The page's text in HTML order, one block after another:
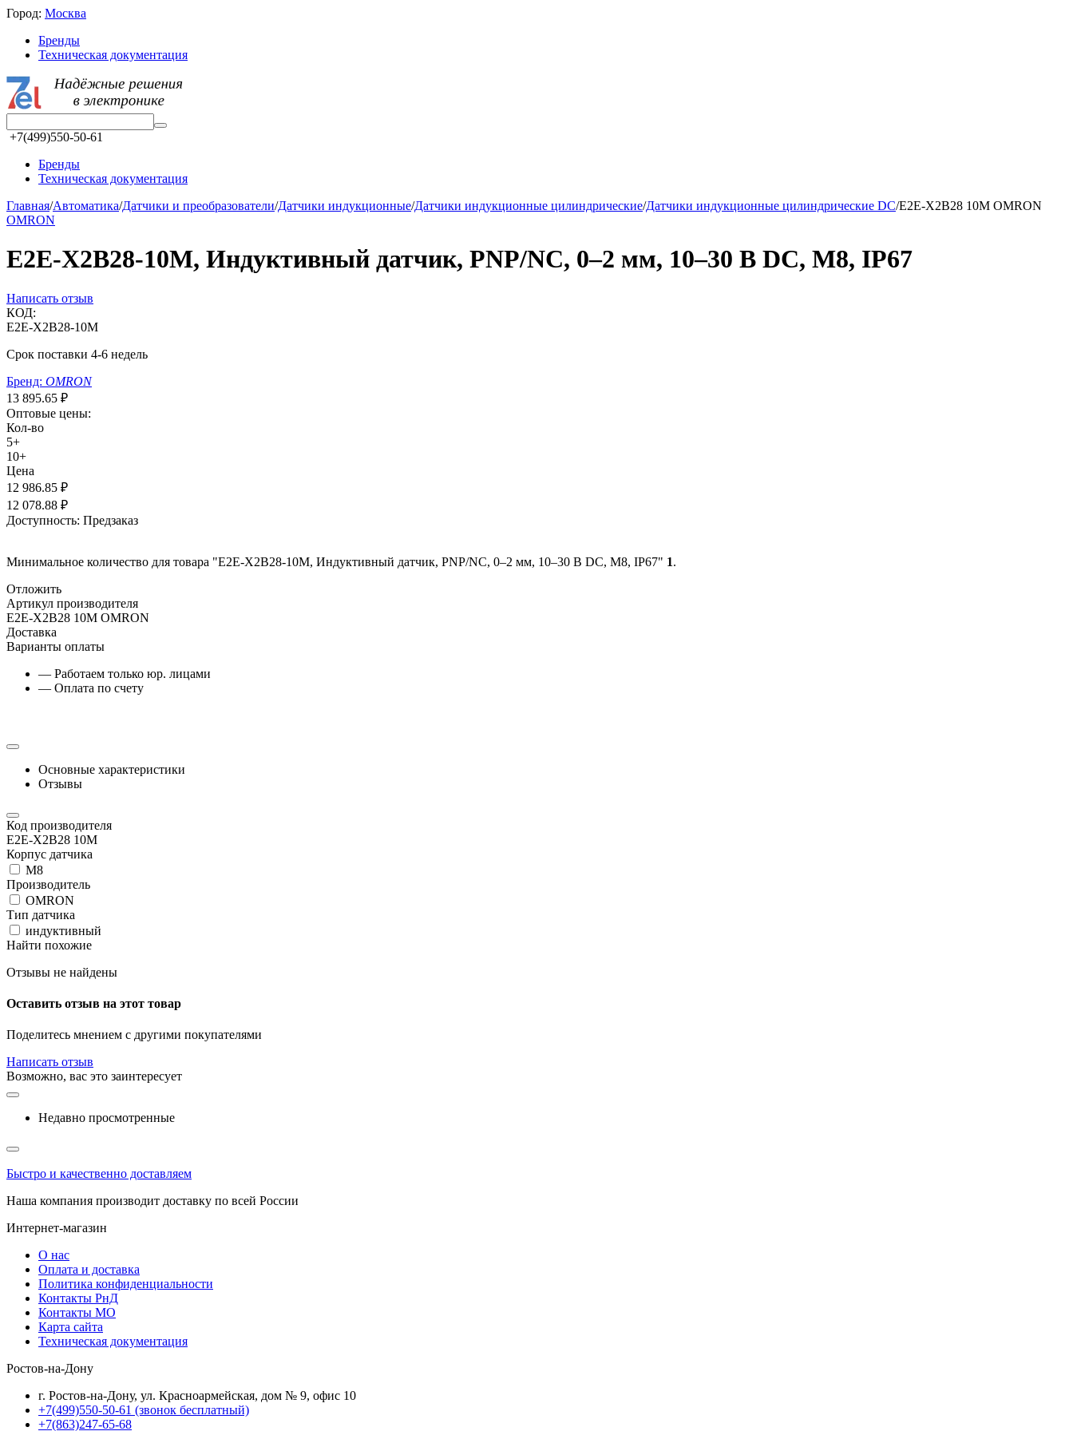
Город: Москва
Бренды
Техническая документация
+7(499)550-50-61
Бренды
Техническая документация
Главная/Автоматика/Датчики и преобразователи/Датчики индукционные/Датчики индукционные цилиндрические/Датчики индукционные цилиндрические DC/E2E-X2B28 10M OMRON
OMRON
E2E-X2B28-10M, Индуктивный датчик, PNP/NC, 0–2 мм, 10–30 В DC, М8, IP67
Написать отзыв
КОД:
E2E-X2B28-10M
Срок поставки 4-6 недель
Бренд: OMRON
13 895.65 ₽
Оптовые цены:
Кол-во
5+
10+
Цена
12 986.85 ₽
12 078.88 ₽
Доступность: Предзаказ
Минимальное количество для товара "E2E-X2B28-10M, Индуктивный датчик, PNP/NC, 0–2 мм, 10–30 В DC, М8, IP67" 1.
Отложить
Артикул производителя
E2E-X2B28 10M OMRON
Доставка
Варианты оплаты
— Работаем только юр. лицами
— Оплата по счету
Основные характеристики
Отзывы
Код производителя
E2E-X2B28 10M
Корпус датчика
М8
Производитель
OMRON
Тип датчика
индуктивный
Найти похожие
Отзывы не найдены
Оставить отзыв на этот товар
Поделитесь мнением с другими покупателями
Написать отзыв
Возможно, вас это заинтересует
Недавно просмотренные
Быстро и качественно доставляем
Наша компания производит доставку по всей России
Интернет-магазин
О нас
Оплата и доставка
Политика конфиденциальности
Контакты РнД
Контакты МО
Карта сайта
Техническая документация
Ростов-на-Дону
г. Ростов-на-Дону, ул. Красноармейская, дом № 9, офис 10
+7(499)550-50-61 (звонок бесплатный)
+7(863)247-65-68